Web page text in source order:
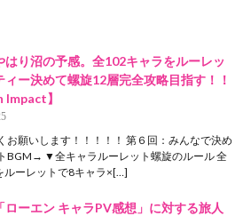
はり沼の予感。全102キャラをルーレッ
ィー決めて螺旋12層完全攻略目指す！！
Impact】
お願いします！！！！！ 第６回：みんなで決め
BGM→ ▼全キャラルーレット螺旋のルール 全
ルーレットで8キャラ×[…]
ローエン キャラPV感想」に対する旅人